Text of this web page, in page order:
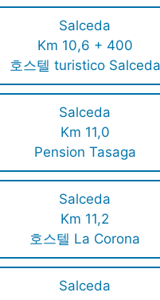
Salceda
Km 10,6 + 400
호스텔 turistico Salceda
Salceda
Km 11,0
Pension Tasaga
Salceda
Km 11,2
호스텔 La Corona
Salceda